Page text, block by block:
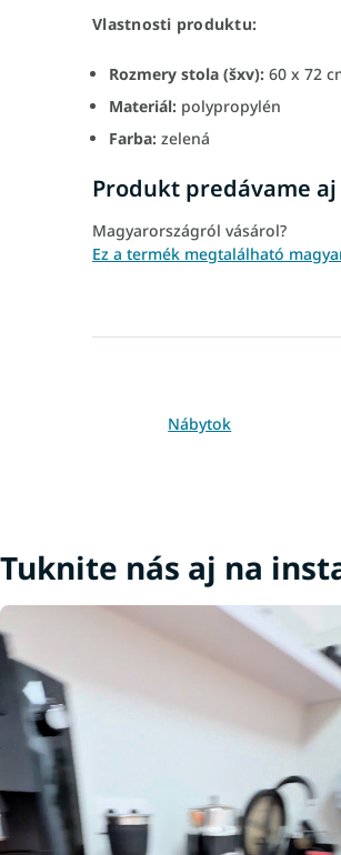
Vlastnosti produktu:
Rozmery stola (šxv): 60 x 72
Materiál: polypropylén
Farba: zelená
Produkt predávame
Magyarországról vásárol?
Ez a termék megtalálható
Nábytok
Tuknite nás aj na